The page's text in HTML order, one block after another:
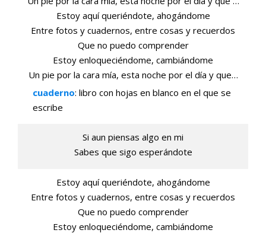
Estoy aquí queriéndote, ahogándome
Entre fotos y cuadernos, entre cosas y recuerdos
Que no puedo comprender
Estoy enloqueciéndome, cambiándome
Un pie por la cara mía, esta noche por el día y que…
cuaderno: libro con hojas en blanco en el que se
escribe
Si aun piensas algo en mi
Sabes que sigo esperándote
Estoy aquí queriéndote, ahogándome
Entre fotos y cuadernos, entre cosas y recuerdos
Que no puedo comprender
Estoy enloqueciéndome, cambiándome